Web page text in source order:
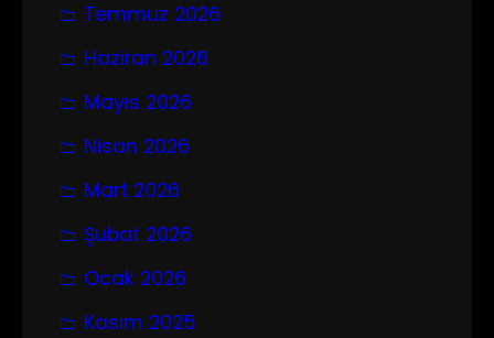
Temmuz 2026
Haziran 2026
Mayıs 2026
Nisan 2026
Mart 2026
Şubat 2026
Ocak 2026
Kasım 2025